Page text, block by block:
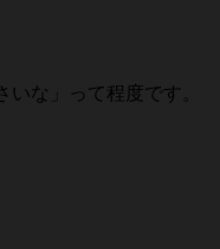
な」って程度です。